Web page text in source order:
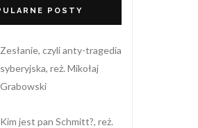
POSTY
Zesłanie, czyli anty-tragedia
syberyjska, reż. Mikołaj
Grabowski
Kim jest pan Schmitt?, reż.